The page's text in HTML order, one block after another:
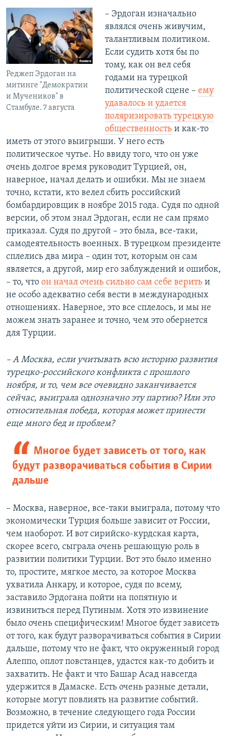
Реджеп Эрдоган на
митинге "Демократии
и Мучеников" в
Стамбуле. 7 августа
– Эрдоган изначально
являлся очень живучим,
талантливым политиком.
Если судить хотя бы по
тому, как он вел себя
годами на турецкой
политической сцене – ему
удавалось и удается
поляризировать турецкую
общественностьи как-то
иметь от этого выигрыши. У него есть
политическое чутье. Но ввиду того, что он уже
очень долгое время руководит Турцией, он,
наверное, начал делать и ошибки. Мы не знаем
точно, кстати, кто велел сбить российский
бомбардировщик в ноябре 2015 года. Судя по одной
версии, об этом знал Эрдоган, если не сам прямо
приказал. Судя по другой – это была, все-таки,
самодеятельность военных. В турецком президенте
сплелись два мира – один тот, которым он сам
является, а другой, мир его заблуждений и ошибок,
– то, что он начал очень сильно сам себе верить и
не особо адекватно себя вести в международных
отношениях. Наверное, это все сплелось, и мы не
можем знать заранее и точно, чем это обернется
для Турции.
– А Москва, если учитывать всю историю развития
турецко-российского конфликта с прошлого
ноября, и то, чем все очевидно заканчивается
сейчас, выиграла однозначно эту партию? Или это
относительная победа, которая может принести
еще много бед и проблем?
Многое будет зависеть от того, как
будут разворачиваться события в Сирии
дальше
– Москва, наверное, все-таки выиграла, потому что
экономически Турция больше зависит от России,
чем наоборот. И вот сирийско-курдская карта,
скорее всего, сыграла очень решающую роль в
развитии политики Турции. Вот это было именно
то, простите, мягкое место, за которое Москва
ухватила Анкару, и которое, судя по всему,
заставило Эрдогана пойти на попятную и
извиниться перед Путиным. Хотя это извинение
было очень специфическим! Многое будет зависеть
от того, как будут разворачиваться события в Сирии
дальше, потому что не факт, что окруженный город
Алеппо, оплот повстанцев, удастся как-то добить и
захватить. Не факт и что Башар Асад навсегда
удержится в Дамаске. Есть очень разные детали,
которые могут повлиять на развитие событий.
Возможно, в течение следующего года России
придется уйти из Сирии, и ситуация там